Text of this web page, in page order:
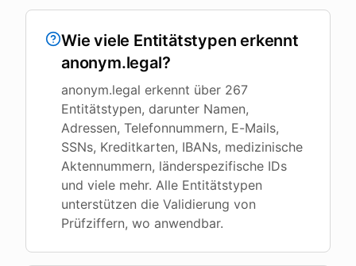
Wie viele Entitätstypen erkennt
anonym.legal?
anonym.legal erkennt über 267
Entitätstypen, darunter Namen,
Adressen, Telefonnummern, E-Mails,
SSNs, Kreditkarten, IBANs, medizinische
Aktennummern, länderspezifische IDs
und viele mehr. Alle Entitätstypen
unterstützen die Validierung von
Prüfziffern, wo anwendbar.